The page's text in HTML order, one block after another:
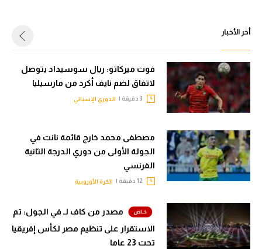
أخر الأخبار
فوت ميركاتو: ريال سوسيداد يتوصل
لاتفاق لضم نايف أكرد من مارسيليا
الدوري الإسباني
مصطفى محمد خارج قائمة نانت في
الجولة الأولى من دوري الدرجة الثانية
الفرنسي
الكرة الأوروبية
مصدر من كاف لـ في الجول: تم
الاستقرار على تنظيم مصر لكأس إفريقيا
تحت 23 عاما